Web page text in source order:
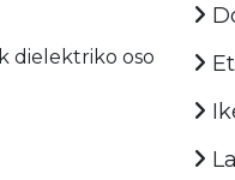
dielektriko oso